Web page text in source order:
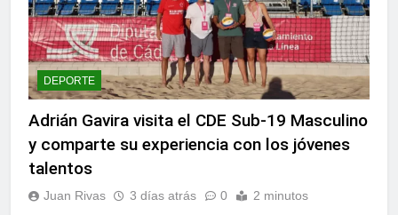
DEPORTE
Adrián Gavira visita el CDE Sub-19 Masculino
y comparte su experiencia con los jóvenes
talentos
Juan Rivas 3 días atrás 0 2 minutos